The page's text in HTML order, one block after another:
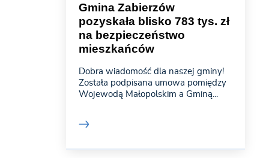
Gmina Zabierzów
pozyskała blisko 783 tys. zł
na bezpieczeństwo
mieszkańców
Dobra wiadomość dla naszej gminy!
Została podpisana umowa pomiędzy
Wojewodą Małopolskim a Gminą...